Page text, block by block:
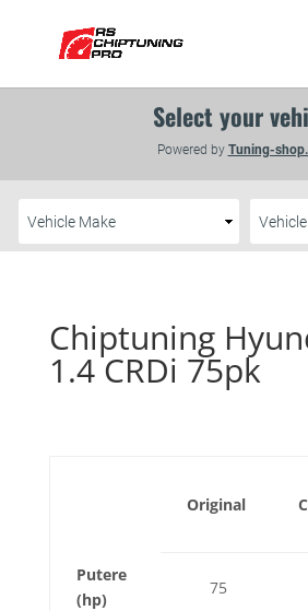
Chiptuning
1.4 CRDi 75pk
Original
Putere
(hp)
75